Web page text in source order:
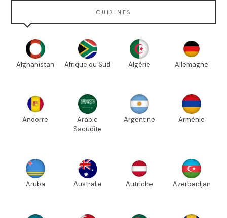
CUISINES
Afghanistan Afrique du Sud Algérie Allemagne
Andorre
Arabie
Saoudite
Argentine Arménie
Aruba Australie Autriche Azerbaïdjan